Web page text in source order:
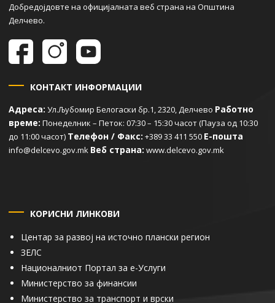
Добредојдовте на официјалната веб страна на Општина
Делчево.
КОНТАКТ ИНФОРМАЦИИ
Адреса: Ул.Љубомир Белогаски бр.1, 2320, Делчево Работно
време: Понеделник – Петок: 07:30 – 15:30 часот (Пауза од 10:30
до 11:00 часот) Телефон / Факс: +389 33 411 550 Е-пошта
info@delcevo.gov.mk Веб страна: www.delcevo.gov.mk
КОРИСНИ ЛИНКОВИ
Центар за развој на источно плански регион
ЗЕЛС
Националниот Портал за е-Услуги
Министерство за финансии
Министерство за транспорт и врски